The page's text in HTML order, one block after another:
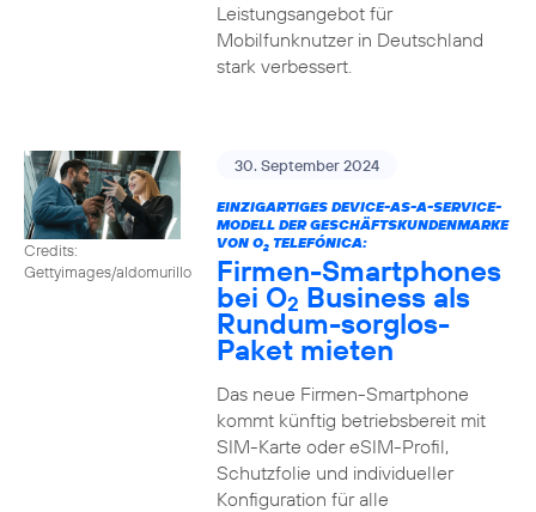
Leistungsangebot für
Mobilfunknutzer in Deutschland
stark verbessert.
Credits:
Gettyimages/aldomurillo
30. September 2024
EINZIGARTIGES DEVICE-AS-A-SERVICE-
MODELL DER GESCHÄFTSKUNDENMARKE
VON O2TELEFÓNICA:
Firmen-Smartphones
bei O2 Business als
Rundum-sorglos-
Paket mieten
Das neue Firmen-Smartphone
kommt künftig betriebsbereit mit
SIM-Karte oder eSIM-Profil,
Schutzfolie und individueller
Konfiguration für alle